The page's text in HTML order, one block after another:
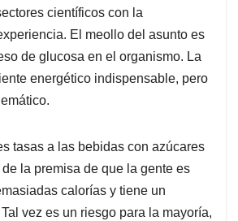
científicos con la
El meollo del asunto es
de glucosa en el organismo. La
energético indispensable, pero
tasas a las bebidas con azúcares
la premisa de que la gente es
calorías y tiene un
vez es un riesgo para la mayoría,